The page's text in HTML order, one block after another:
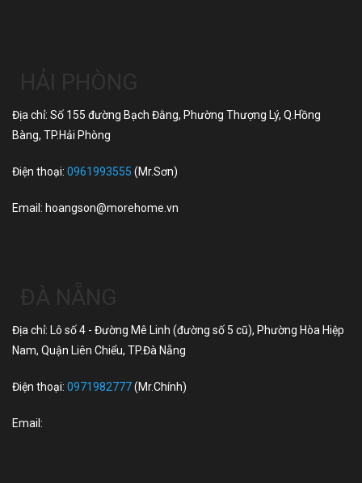
Địa chỉ: Số 155 đường Bạch Đằng, Phường Thượng Lý, Q.Hồng
Bàng, TP.Hải Phòng
Điện thoại: 0961993555 (Mr.Sơn)
Email: hoangson@morehome.vn
Địa chỉ: Lô số 4 - Đường Mê Linh (đường số 5 cũ), Phường Hòa Hiệp
Nam, Quận Liên Chiểu, TP.Đà Nẵng
Điện thoại: 0971982777(Mr.Chính)
Email: